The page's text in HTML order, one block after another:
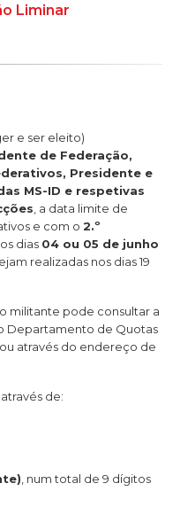
Liminar
e ser eleito)
de Federação,
Presidente e
MS-ID e respetivas
, a data limite de
e com o 2.º
dias 04 ou 05 de junho
realizadas nos dias 19
militante pode consultar a
Departamento de Quotas
através do endereço de
de:
, num total de 9 dígitos